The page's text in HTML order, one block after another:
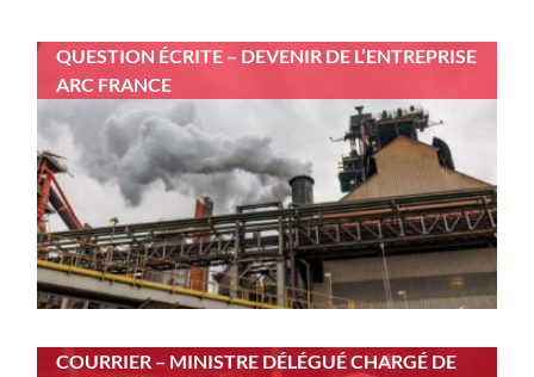
QUESTION ÉCRITE – DEVENIR DE L’ENTREPRISE
ARC FRANCE
COURRIER – MINISTRE DÉLÉGUÉ CHARGÉ DE